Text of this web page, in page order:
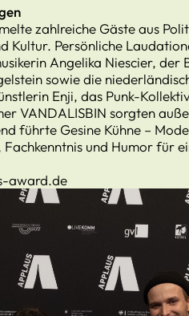
zahlreiche Gäste aus
Kultur. Persönliche
Angelika Niescier, der
sowie die
Enji, das Punk-
VANDALISBIN sorgten
führte Gesine Kühne –
und Humor für
award.de